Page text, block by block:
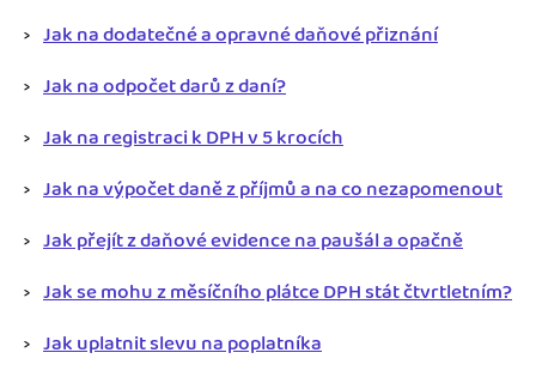
Jak na dodatečné a opravné daňové přiznání
Jak na odpočet darů z daní?
Jak na registraci k DPH v 5 krocích
Jak na výpočet daně z příjmů a na co nezapomenout
Jak přejít z daňové evidence na paušál a opačně
Jak se mohu z měsíčního plátce DPH stát čtvrtletním?
Jak uplatnit slevu na poplatníka